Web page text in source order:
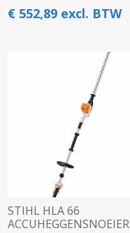
€ 552,89 excl. BTW
STIHL HLA 66
ACCUHEGGENSNOEIER